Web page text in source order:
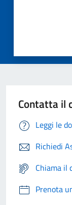
Contatta il
Leggi le
Richiedi
Chiama il
Prenota